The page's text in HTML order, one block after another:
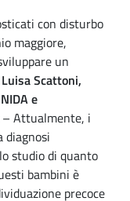
con disturbo
maggiore,
un
Scattoni,
e
– Attualmente, i
studio di quanto
bambini è
precoce